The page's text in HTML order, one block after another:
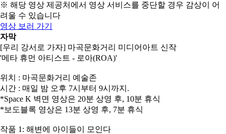
※ 해당 영상 제공처에서 영상 서비스를 중단할 경우 감상이 어
려울 수 있습니다
영상 보러 가기
자막
[우리 강서로 가자] 마곡문화거리 미디어아트 신작
'메타 휴먼 아티스트 - 로아(ROA)'
위치 : 마곡문화거리 예술존
시간 : 매일 밤 오후 7시부터 9시까지.
*Space K 벽면 영상은 20분 상영 후, 10분 휴식
*보도블록 영상은 13분 상영 후, 7분 휴식
작품 1: 해변에 아이들이 모인다